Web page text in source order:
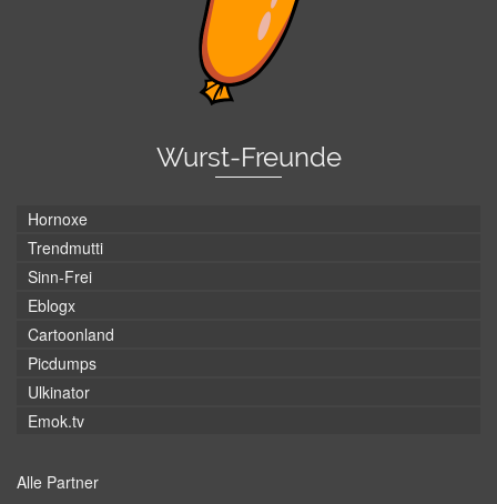
Wurst-Freunde
Hornoxe
Trendmutti
Sinn-Frei
Eblogx
Cartoonland
Picdumps
Ulkinator
Emok.tv
Alle Partner